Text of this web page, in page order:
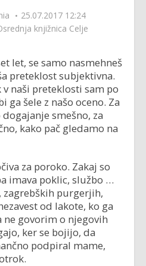
25.07.2017 12:24
knjižnica Celje
let, se samo nasmehneš
preteklost subjektivna.
naši preteklosti sam po
ga šele z našo oceno. Za
smešno, za
kako pač gledamo na
za poroko. Zakaj so
imava poklic, službo …
purgerjih,
od lakote, ko ga
ne govorim o njegovih
ker se bojijo, da
podpiral mame,